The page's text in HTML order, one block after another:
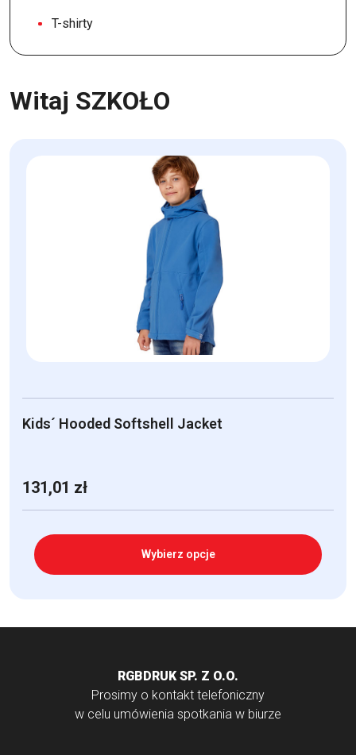
T-shirty
Witaj SZKOŁO
Kids´ Hooded Softshell Jacket
131,01 zł
Wybierz opcje
RGBDRUK SP. Z O.O.
Prosimy o kontakt telefoniczny
w celu umówienia spotkania w biurze